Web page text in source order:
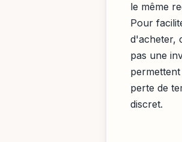
le même
Pour
d'acheter,
pas une
perte de
discret.